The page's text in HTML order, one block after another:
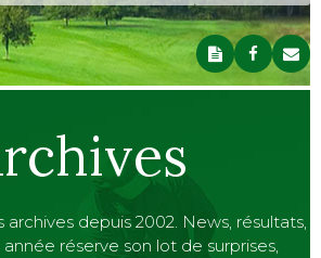
archives depuis 2002. News, résultats,
réserve son lot de surprises,